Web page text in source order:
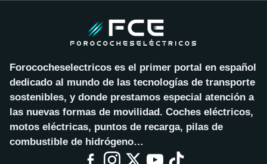
Forococheselectricos es el primer portal en español
dedicado al mundo de las tecnologías de transporte
sostenibles, y donde prestamos especial atención a
las nuevas formas de movilidad. Coches eléctricos,
motos eléctricas, puntos de recarga, pilas de
combustible de hidrógeno…